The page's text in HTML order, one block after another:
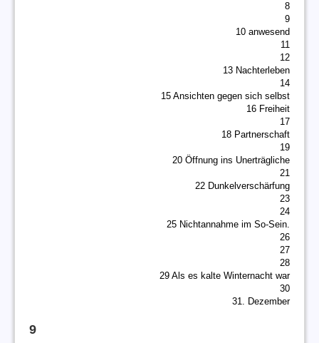
8
9
10 anwesend
11
12
13 Nachterleben
14
15 Ansichten gegen sich selbst
16 Freiheit
17
18 Partnerschaft
19
20 Öffnung ins Unerträgliche
21
22 Dunkelverschärfung
23
24
25 Nichtannahme im So-Sein.
26
27
28
29 Als es kalte Winternacht war
30
31. Dezember
9